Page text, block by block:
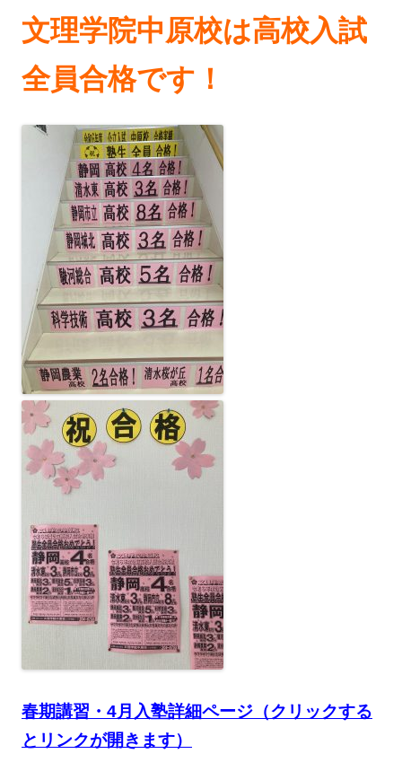
文理学院中原校は高校入試
全員合格です！
春期講習・4月入塾詳細ページ（クリックする
とリンクが開きます）